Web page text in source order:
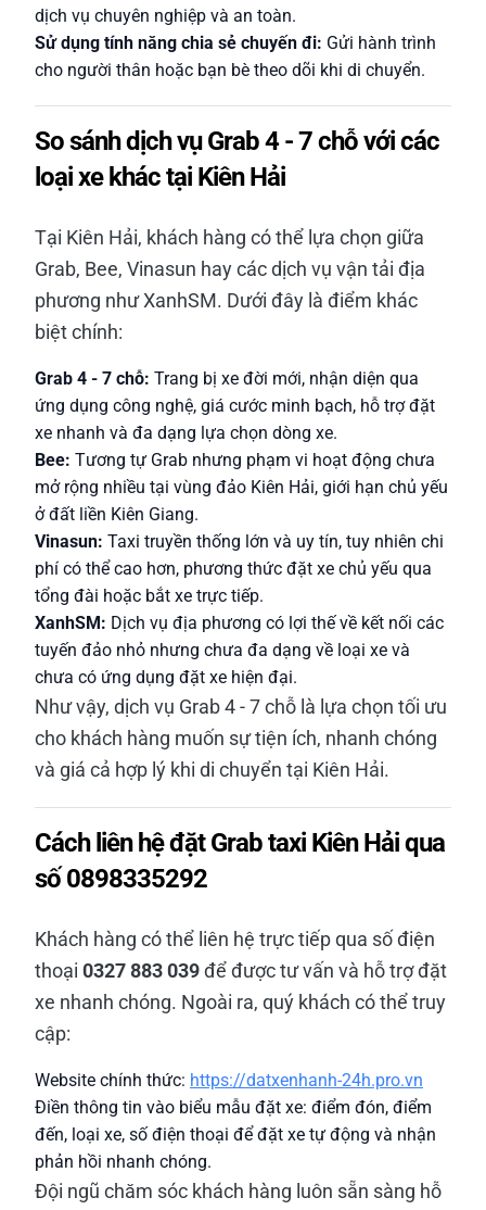
dịch vụ chuyên nghiệp và an toàn.
Sử dụng tính năng chia sẻ chuyến đi: Gửi hành trình
cho người thân hoặc bạn bè theo dõi khi di chuyển.
So sánh dịch vụ Grab 4 - 7 chỗ với các
loại xe khác tại Kiên Hải
Tại Kiên Hải, khách hàng có thể lựa chọn giữa
Grab, Bee, Vinasun hay các dịch vụ vận tải địa
phương như XanhSM. Dưới đây là điểm khác
biệt chính:
Grab 4 - 7 chỗ: Trang bị xe đời mới, nhận diện qua
ứng dụng công nghệ, giá cước minh bạch, hỗ trợ đặt
xe nhanh và đa dạng lựa chọn dòng xe.
Bee: Tương tự Grab nhưng phạm vi hoạt động chưa
mở rộng nhiều tại vùng đảo Kiên Hải, giới hạn chủ yếu
ở đất liền Kiên Giang.
Vinasun: Taxi truyền thống lớn và uy tín, tuy nhiên chi
phí có thể cao hơn, phương thức đặt xe chủ yếu qua
tổng đài hoặc bắt xe trực tiếp.
XanhSM: Dịch vụ địa phương có lợi thế về kết nối các
tuyến đảo nhỏ nhưng chưa đa dạng về loại xe và
chưa có ứng dụng đặt xe hiện đại.
Như vậy, dịch vụ Grab 4 - 7 chỗ là lựa chọn tối ưu
cho khách hàng muốn sự tiện ích, nhanh chóng
và giá cả hợp lý khi di chuyển tại Kiên Hải.
Cách liên hệ đặt Grab taxi Kiên Hải qua
số 0898335292
Khách hàng có thể liên hệ trực tiếp qua số điện
thoại 0327 883 039để được tư vấn và hỗ trợ đặt
xe nhanh chóng. Ngoài ra, quý khách có thể truy
cập:
Website chính thức: https://datxenhanh-24h.pro.vn
Điền thông tin vào biểu mẫu đặt xe: điểm đón, điểm
đến, loại xe, số điện thoại để đặt xe tự động và nhận
phản hồi nhanh chóng.
Đội ngũ chăm sóc khách hàng luôn sẵn sàng hỗ